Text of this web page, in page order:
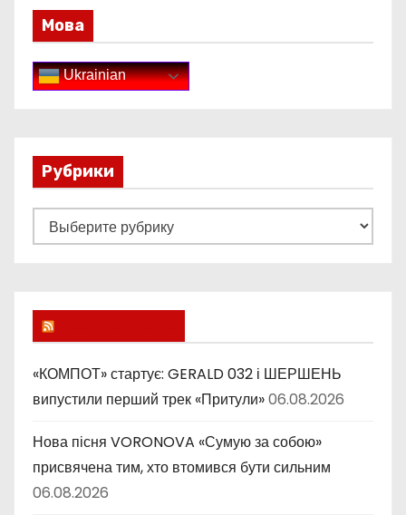
Мова
Ukrainian
Рубрики
у
к
и
«КОМПОТ» стартує: GERALD 032 і ШЕРШЕНЬ
випустили перший трек «Притули»06.08.2026
Нова пісня VORONOVA «Сумую за собою»
присвячена тим, хто втомився бути сильним
06.08.2026